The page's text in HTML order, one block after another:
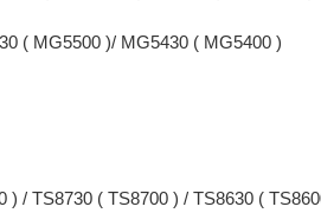
( MG5500 )/ MG5430 ( MG5400 )
) / TS8730 ( TS8700 ) / TS8630 (